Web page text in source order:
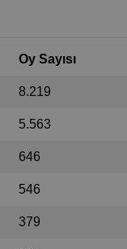
Oy Sayısı
8.219
5.563
646
546
379